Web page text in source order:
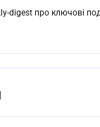
digest про ключові